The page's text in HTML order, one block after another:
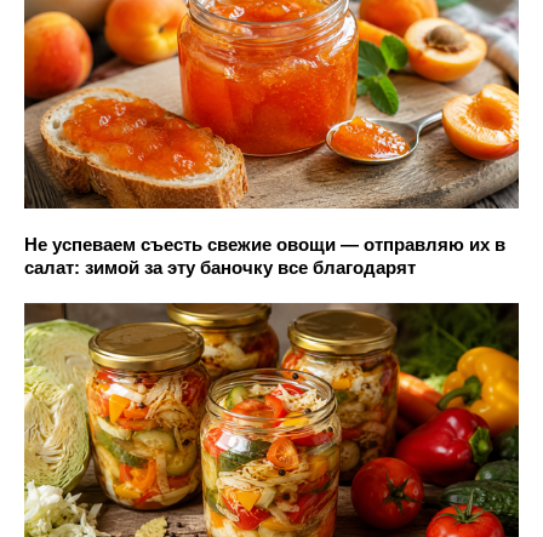
Не успеваем съесть свежие овощи — отправляю их в
салат: зимой за эту баночку все благодарят